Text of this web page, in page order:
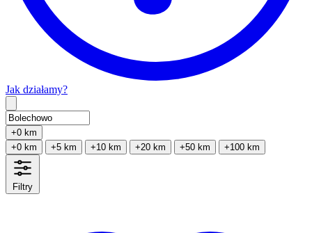
Jak działamy?
+0 km
+0 km
+5 km +10 km +20 km +50 km +100 km
Filtry